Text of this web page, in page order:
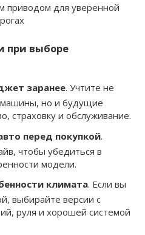
приводом для уверенной
при выборе
заранее. Учтите не
машины, но и будущие
страховку и обслуживание.
перед покупкой.
чтобы убедиться в
модели.
климата. Если вы
выбирайте версии с
руля и хорошей системой